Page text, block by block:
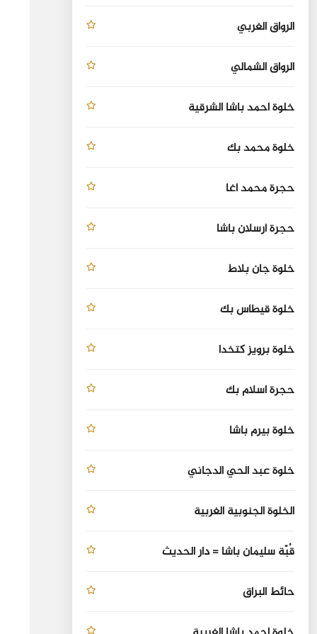
الرواق الغربي
الرواق الشمالي
خلوة احمد باشا الشرقية
خلوة محمد بك
حجرة محمد اغا
حجرة أرسلان باشا
خلوة جان بلاط
خلوة قيطاس بك
خلوة برويز كتخدا
حجرة اسلام بك
خلوة بيرم باشا
خلوة عبد الحي الدجاني
الخلوة الجنوبية الغربية
قُبّة سليمان باشا = دار الحديث
حائط البراق